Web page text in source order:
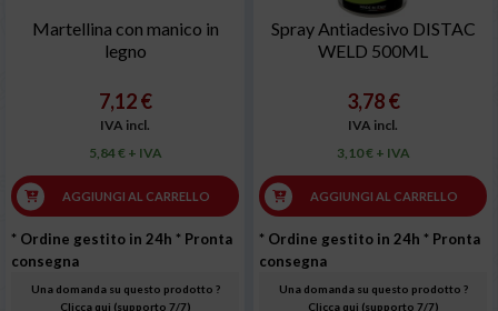
Martellina con manico in
legno
7,12 €
IVA incl.
5,84 € + IVA
AGGIUNGI AL CARRELLO
* Ordine gestito in 24h * Pronta
consegna
Una domanda su questo prodotto ?
Clicca qui (supporto 7/7)
Spray Antiadesivo DISTAC
WELD 500ML
3,78 €
IVA incl.
3,10 € + IVA
AGGIUNGI AL CARRELLO
* Ordine gestito in 24h * Pronta
consegna
Una domanda su questo prodotto ?
Clicca qui (supporto 7/7)